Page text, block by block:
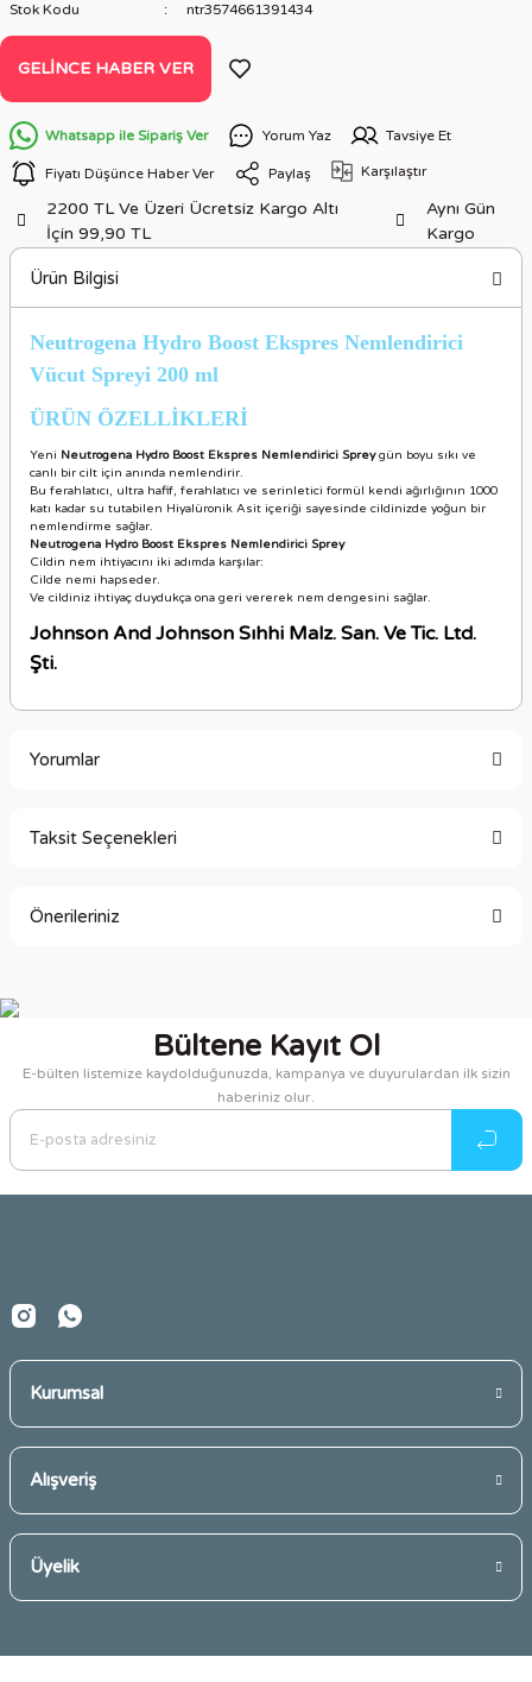
Stok Kodu
ntr3574661391434
GELINCE HABER VER
Whatsapp ile Sipariş Ver Yorum Yaz Tavsiye Et
Fiyatı Düşünce Haber Ver Paylaş Karşılaştır
2200 TL Ve Üzeri Ücretsiz Kargo Altı
İçin 99,90 TL
Aynı Gün
Kargo
Ürün Bilgisi
Neutrogena Hydro Boost Ekspres Nemlendirici
Vücut Spreyi 200 ml
ÜRÜN ÖZELLİKLERİ
Yeni Neutrogena Hydro Boost Ekspres Nemlendirici Spreygün boyu sıkı ve
canlı bir cilt için anında nemlendirir.
Bu ferahlatıcı, ultra hafif, ferahlatıcı ve serinletici formül kendi ağırlığının 1000
katı kadar su tutabilen Hiyalüronik Asit içeriği sayesinde cildinizde yoğun bir
nemlendirme sağlar.
Neutrogena Hydro Boost Ekspres Nemlendirici Sprey
Cildin nem ihtiyacını iki adımda karşılar:
Cilde nemi hapseder.
Ve cildiniz ihtiyaç duydukça ona geri vererek nem dengesini sağlar.
Johnson And Johnson Sıhhi Malz. San. Ve Tic. Ltd.
Şti.
Yorumlar
Taksit Seçenekleri
Önerileriniz
Görüş ve önerileriniz için teşekkür ederiz.
Ürün resmi kalitesiz, bozuk veya görüntülenemiyor.
Ürün açıklamasında eksik bilgiler bulunuyor.
Ürün bilgilerinde hatalar bulunuyor.
Bültene Kayıt Ol
E-bülten listemize kaydolduğunuzda, kampanya ve duyurulardan ilk sizin
haberiniz olur.
Kurumsal
Alışveriş
Üyelik